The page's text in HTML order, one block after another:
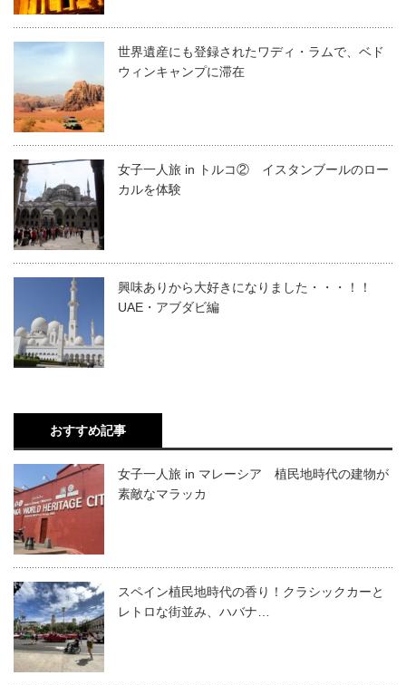
世界遺産にも登録されたワディ・ラムで、ベド
ウィンキャンプに滞在
女子一人旅 in トルコ② イスタンブールのロー
カルを体験
興味ありから大好きになりました・・・！！
UAE・アブダビ編
おすすめ記事
女子一人旅 in マレーシア 植民地時代の建物が
素敵なマラッカ
スペイン植民地時代の香り！クラシックカーと
レトロな街並み、ハバナ…